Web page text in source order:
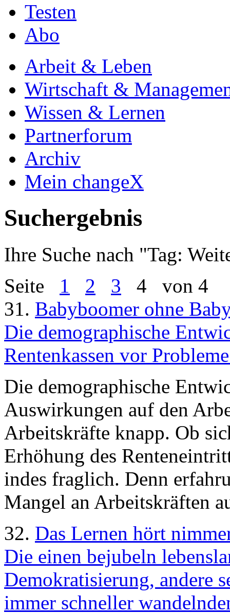
Testen
Abo
Arbeit & Leben
Wirtschaft &
Wissen & Lernen
Partnerforum
Archiv
Mein changeX
Suchergebnis
Ihre Suche nach "Tag:
Seite 1 2 3 4 von 4
31. Babyboomer ohne
Die demographische
Rentenkassen vor
Die demographische
Auswirkungen auf den
Arbeitskräfte knapp. Ob
Erhöhung des
indes fraglich. Denn
Mangel an Arbeitskräften
32. Das Lernen hört
Die einen bejubeln
Demokratisierung, andere
immer schneller